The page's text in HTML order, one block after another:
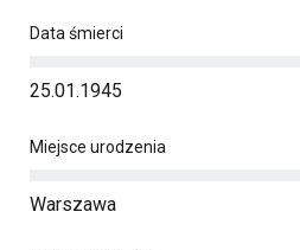
Data śmierci
25.01.1945
Miejsce urodzenia
Warszawa